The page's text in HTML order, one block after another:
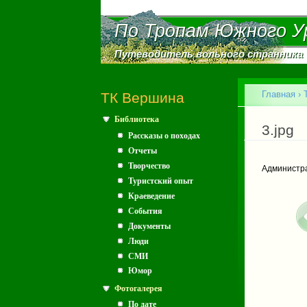
По Тропам Южного
По Тропам Южного
Путеводитель вольного странника
Путеводитель вольного странника
ТК Вершина
Библиотека
Рассказы о походах
Отчеты
Творчество
Туристский опыт
Краеведение
События
Документы
Люди
СМИ
Юмор
Фотогалерея
По дате
Вы
Главная ›
3.jpg